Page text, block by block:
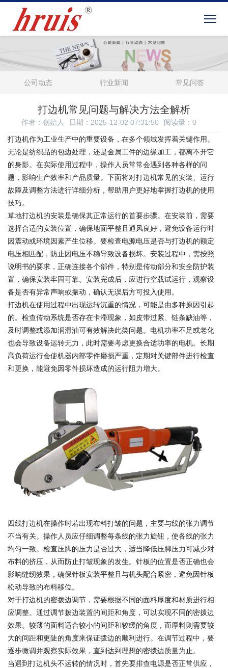
公司动态 行业新闻 常见问答
打边机常见问题与解决方法全解析
作者：创始人 日期：2025-12-02 07:31:50 阅读量： 0
打边机作为工业生产中的重要设备，在多个领域发挥着关键作用。
无论是纺织品的包边处理，还是金属工件的边缘加工，都离不开它
的身影。在实际使用过程中，操作人员常常会遇到各种各样的问
题，影响生产效率和产品质量。下面将对打边机常见的安装、运行
故障及调整方法进行详细分析，帮助用户更好地掌握打边机的使用
技巧。
草地打边机的安装是确保其正常运行的首要步骤。在安装前，需要
选择合适的安装位置，确保地面平整且通风良好，避免设备运行时
因震动或环境因素产生位移。要检查电源电压是否与打边机的额定
电压相匹配，防止因电压不稳导致设备损坏。安装过程中，需按照
说明书的要求，正确连接各个部件，特别是传动部分和安全防护装
置，确保安装牢固可靠。安装完成后，应进行空载试运行，观察设
备是否有异常声响或振动，确认无误后方可投入使用。
打边机在使用过程中出现运转沉重的情况，可能是由多种原因引起
的。检查传动系统是否存在卡滞现象，如皮带过紧、链条缺油等，
及时调整或添加润滑油可有效解决此类问题。电机功率不足或老化
也会导致设备运转无力，此时需要考虑更换合适功率的电机。长期
高负荷运行会使机器内部零件磨损严重，定期对关键部件进行检查
和更换，能避免因零件损坏造成的运行阻力增大。
四线打边机在操作时若出现布料打皱的问题，主要与线的张力调节
不当有关。操作人员应仔细调整每条线的张力旋钮，使各线的张力
均匀一致。检查压脚的压力是否过大，适当降低压脚压力可减少对
布料的挤压，从而防止打皱现象的发生。针板的位置是否正确也会
影响缝纫效果，确保针板安装平整且与机头配合紧密，避免因针板
松动导致的布料移位。
对于打边机的密拨边调节，需要根据不同的面料厚度和材质进行相
应调整。通过调节拨边装置的间距和角度，可以实现不同的密拨边
效果。较薄的面料适合较小的间距和较缓的角度，而厚料则需要较
大的间距和更陡的角度来保证拨边的顺利进行。在调节过程中，要
逐步微调并观察实际效果，直到达到理想的密拨边质量为止。
当遇到打边机头不运转的情况时，首先要排查电源是否正常供应，